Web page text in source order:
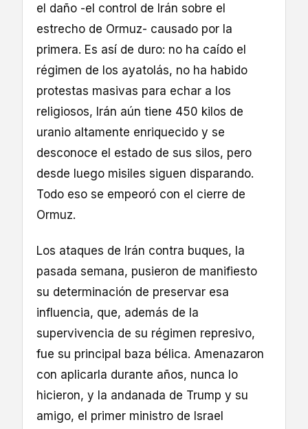
el daño -el control de Irán sobre el
estrecho de Ormuz- causado por la
primera. Es así de duro: no ha caído el
régimen de los ayatolás, no ha habido
protestas masivas para echar a los
religiosos, Irán aún tiene 450 kilos de
uranio altamente enriquecido y se
desconoce el estado de sus silos, pero
desde luego misiles siguen disparando.
Todo eso se empeoró con el cierre de
Ormuz.
Los ataques de Irán contra buques, la
pasada semana, pusieron de manifiesto
su determinación de preservar esa
influencia, que, además de la
supervivencia de su régimen represivo,
fue su principal baza bélica. Amenazaron
con aplicarla durante años, nunca lo
hicieron, y la andanada de Trump y su
amigo, el primer ministro de Israel